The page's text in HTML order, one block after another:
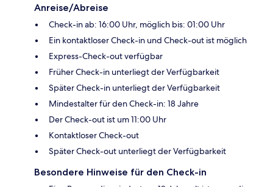
Anreise/Abreise
Check-in ab: 16:00 Uhr, möglich bis: 01:00 Uhr
Ein kontaktloser Check-in und Check-out ist möglich
Express-Check-out verfügbar
Früher Check-in unterliegt der Verfügbarkeit
Später Check-in unterliegt der Verfügbarkeit
Mindestalter für den Check-in: 18 Jahre
Der Check-out ist um 11:00 Uhr
Kontaktloser Check-out
Später Check-out unterliegt der Verfügbarkeit
Besondere Hinweise für den Check-in